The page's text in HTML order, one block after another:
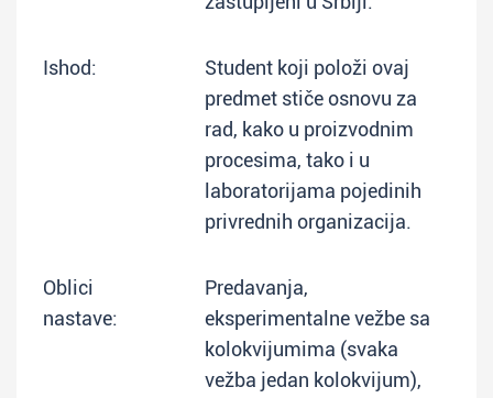
Ishod:
Student koji položi ovaj
predmet stiče osnovu za
rad, kako u proizvodnim
procesima, tako i u
laboratorijama pojedinih
privrednih organizacija.
Oblici
nastave:
Predavanja,
eksperimentalne vežbe sa
kolokvijumima (svaka
vežba jedan kolokvijum),